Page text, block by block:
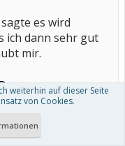
es wird
ich dann sehr gut
mir.
sofern ich
weiterhin auf dieser Seite
von Cookies.